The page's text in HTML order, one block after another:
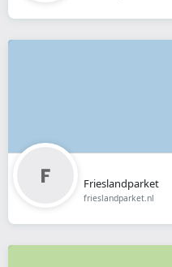
Frieslandparket
frieslandparket.nl